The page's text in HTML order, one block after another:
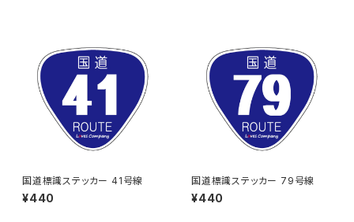
国道標識ステッカー 41号線
¥440
国道標識ステッカー 79号線
¥440